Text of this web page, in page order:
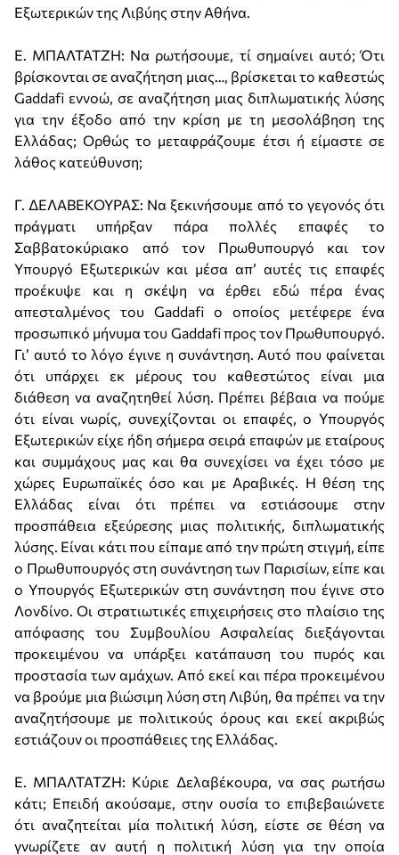
Εξωτερικών της Λιβύης στην Αθήνα.
Ε. ΜΠΑΛΤΑΤΖΗ: Να ρωτήσουμε, τί σημαίνει αυτό; Ότι
βρίσκονται σε αναζήτηση μιας…, βρίσκεται το καθεστώς
Gaddafi εννοώ, σε αναζήτηση μιας διπλωματικής λύσης
για την έξοδο από την κρίση με τη μεσολάβηση της
Ελλάδας; Ορθώς το μεταφράζουμε έτσι ή είμαστε σε
λάθος κατεύθυνση;
Γ. ΔΕΛΑΒΕΚΟΥΡΑΣ: Να ξεκινήσουμε από το γεγονός ότι
πράγματι υπήρξαν πάρα πολλές επαφές το
Σαββατοκύριακο από τον Πρωθυπουργό και τον
Υπουργό Εξωτερικών και μέσα απ’ αυτές τις επαφές
προέκυψε και η σκέψη να έρθει εδώ πέρα ένας
απεσταλμένος του Gaddafi ο οποίος μετέφερε ένα
προσωπικό μήνυμα του Gaddafi προς τον Πρωθυπουργό.
Γι’ αυτό το λόγο έγινε η συνάντηση. Αυτό που φαίνεται
ότι υπάρχει εκ μέρους του καθεστώτος είναι μια
διάθεση να αναζητηθεί λύση. Πρέπει βέβαια να πούμε
ότι είναι νωρίς, συνεχίζονται οι επαφές, ο Υπουργός
Εξωτερικών είχε ήδη σήμερα σειρά επαφών με εταίρους
και συμμάχους μας και θα συνεχίσει να έχει τόσο με
χώρες Ευρωπαϊκές όσο και με Αραβικές. Η θέση της
Ελλάδας είναι ότι πρέπει να εστιάσουμε στην
προσπάθεια εξεύρεσης μιας πολιτικής, διπλωματικής
λύσης. Είναι κάτι που είπαμε από την πρώτη στιγμή, είπε
ο Πρωθυπουργός στη συνάντηση των Παρισίων, είπε και
ο Υπουργός Εξωτερικών στη συνάντηση που έγινε στο
Λονδίνο. Οι στρατιωτικές επιχειρήσεις στο πλαίσιο της
απόφασης του Συμβουλίου Ασφαλείας διεξάγονται
προκειμένου να υπάρξει κατάπαυση του πυρός και
προστασία των αμάχων. Από εκεί και πέρα προκειμένου
να βρούμε μια βιώσιμη λύση στη Λιβύη, θα πρέπει να την
αναζητήσουμε με πολιτικούς όρους και εκεί ακριβώς
εστιάζουν οι προσπάθειες της Ελλάδας.
Ε. ΜΠΑΛΤΑΤΖΗ: Κύριε Δελαβέκουρα, να σας ρωτήσω
κάτι; Επειδή ακούσαμε, στην ουσία το επιβεβαιώνετε
ότι αναζητείται μία πολιτική λύση, είστε σε θέση να
γνωρίζετε αν αυτή η πολιτική λύση για την οποία